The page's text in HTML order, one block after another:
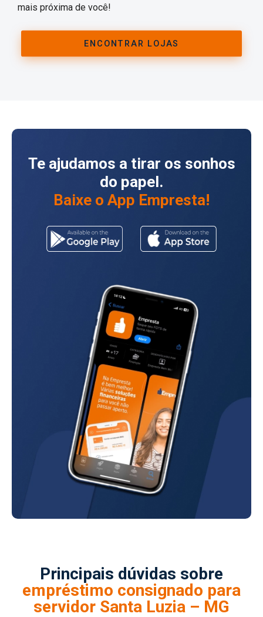
mais próxima de você!
ENCONTRAR LOJAS
Te ajudamos a tirar os sonhos
do papel.
Baixe o App Empresta!
Principais dúvidas sobre
empréstimo consignado para
servidor Santa Luzia – MG